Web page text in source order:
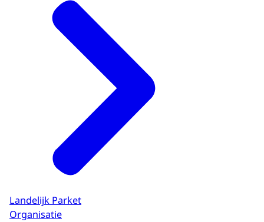
Landelijk Parket
Organisatie